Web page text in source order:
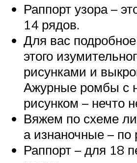
Раппорт узора –
14 рядов.
Для вас
этого
рисунками и
Ажурные ромбы с
рисунком – нечто
Вяжем по схеме
а изнаночные – по
Раппорт – для 18